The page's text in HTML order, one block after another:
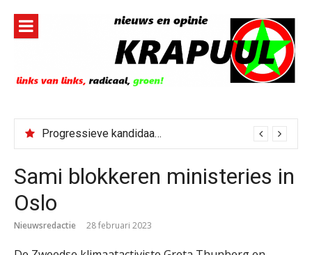
inhoud
Progressieve kandidaat El-Sayed senaatskandidaat Michigan
Sami blokkeren ministeries in
Oslo
Nieuwsredactie 28 februari 2023